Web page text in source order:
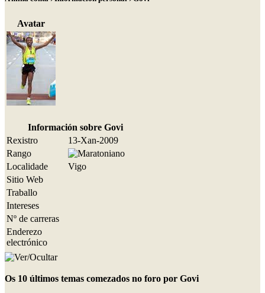
Avatar
Información sobre Govi
Rexistro
13-Xan-2009
Rango
Localidade
Vigo
Sitio Web
Traballo
Intereses
Nº de carreras
Enderezo
electrónico
Os 10 últimos temas comezados no foro por Govi